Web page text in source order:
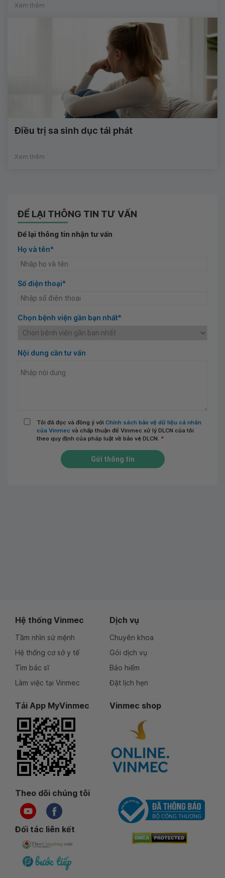
Xem thêm
Điều trị sa sinh dục tái phát
Xem thêm
ĐỂ LẠI THÔNG TIN TƯ VẤN
Để lại thông tin nhận tư vấn
Họ và tên*
Số điện thoại*
Chọn bệnh viện gần bạn nhất*
Nội dung cần tư vấn
Tôi đã đọc và đồng ý với Chính sách bảo vệ dữ liệu cá nhân
của Vinmec và chấp thuận để Vinmec xử lý DLCN của tôi
theo quy định của pháp luật về bảo vệ DLCN. *
Gửi thông tin
Hệ thống Vinmec
Tầm nhìn sứ mệnh
Hệ thống cơ sở y tế
Tìm bác sĩ
Làm việc tại Vinmec
Dịch vụ
Chuyên khoa
Gói dịch vụ
Bảo hiểm
Đặt lịch hẹn
Tải App MyVinmec Vinmec shop
Theo dõi chúng tôi
Đối tác liên kết